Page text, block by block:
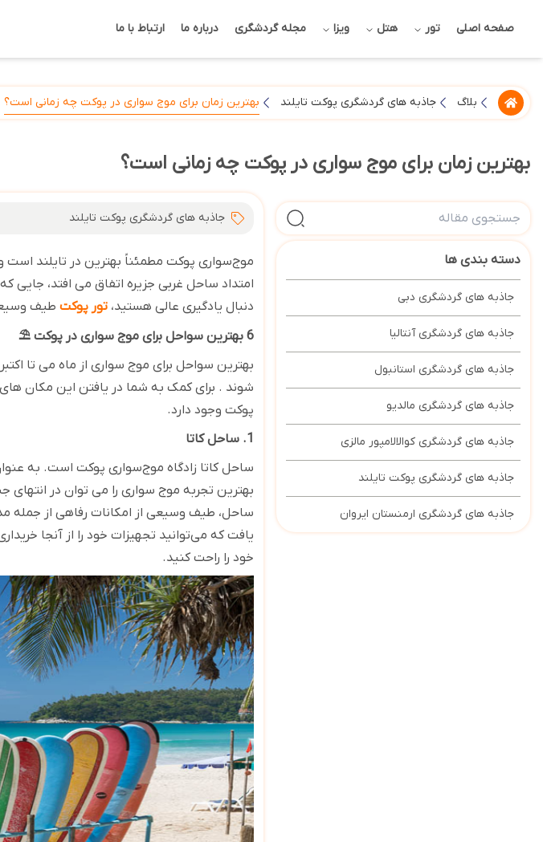
صفحه اصلی تور هتل ویزا مجله گردشگری درباره ما ارتباط با ما
بلاگ جاذبه های گردشگری پوکت تایلند بهترین زمان برای موج سواری در پوکت چه زمانی است؟
بهترین زمان برای موج سواری در پوکت چه زمانی است؟
دسته بندی ها
جاذبه های گردشگری دبی
جاذبه های گردشگری آنتالیا
جاذبه های گردشگری استانبول
جاذبه های گردشگری مالدیو
جاذبه های گردشگری کوالالامپور مالزی
جاذبه های گردشگری پوکت تایلند
جاذبه های گردشگری ارمنستان ایروان
جاذبه های گردشگری پوکت تایلند
موج‌سواری پوکت مطمئناً بهترین در تایلند است
امتداد ساحل غربی جزیره اتفاق می افتد،
دنبال یادگیری عالی هستید، تور پوکت طیف
6 بهترین سواحل برای موج سواری در پوکت
⛱
بهترین سواحل برای موج سواری از ماه می تا
شوند . برای کمک به شما در یافتن این مکان
پوکت وجود دارد.
1. ساحل کاتا
ساحل کاتا زادگاه موج‌سواری پوکت است. به
بهترین تجربه موج سواری را می توان در
ساحل، طیف وسیعی از امکانات رفاهی از جمله
یافت که می‌توانید تجهیزات خود را از آنجا
خود را راحت کنید.